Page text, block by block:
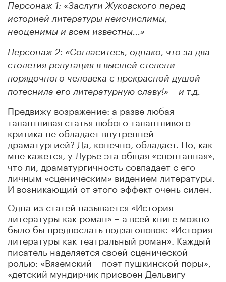
Персонаж 1: «Заслуги Жуковского перед
историей литературы неисчислимы,
неоценимы и всем известны...»
Персонаж 2: «Согласитесь, однако, что за два
столетия репутация в высшей степени
порядочного человека с прекрасной душой
потеснила его литературную славу!» – и т.д.
Предвижу возражение: а разве любая
талантливая статья любого талантливого
критика не обладает внутренней
драматургией? Да, конечно, обладает. Но, как
мне кажется, у Лурье эта общая «спонтанная»,
что ли, драматургичность совпадает с его
личным «сценическим» видением литературы.
И возникающий от этого эффект очень силен.
Одна из статей называется «История
литературы как роман» – а всей книге можно
было бы предпослать подзаголовок: «История
литературы как театральный роман». Каждый
писатель наделяется своей сценической
ролью: «Вяземский – поэт пушкинской поры»,
«детский мундирчик присвоен Дельвигу